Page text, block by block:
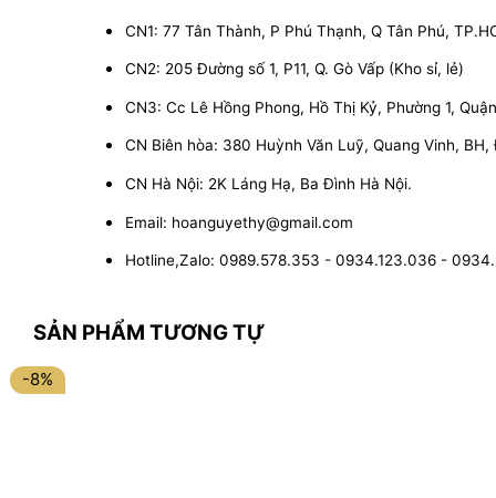
CN1: 77 Tân Thành, P Phú Thạnh, Q Tân Phú,
CN2: 205 Đường số 1, P11, Q. Gò Vấp (Kho sỉ, lẻ)
CN3: Cc Lê Hồng Phong, Hồ Thị Kỷ, Phường 1,
CN Biên hòa: 380 Huỳnh Văn Luỹ, Quang Vinh, BH,
CN Hà Nội: 2K Láng Hạ, Ba Đình Hà Nội.
Email: hoanguyethy@gmail.com
Hotline,Zalo: 0989.578.353 - 0934.123.036 -
SẢN PHẨM TƯƠNG TỰ
-8%